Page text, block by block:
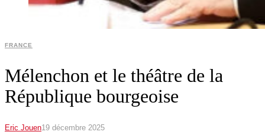
FRANCE
Mélenchon et le théâtre de la
République bourgeoise
Eric Jouen19 décembre 2025